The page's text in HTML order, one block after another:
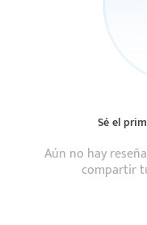
Sé el
Aún no hay
compartir